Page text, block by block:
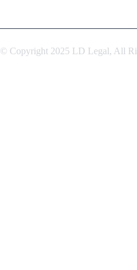
© Copyright 2025 LD Legal, All